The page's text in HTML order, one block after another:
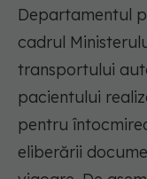
Departamentul
cadrul
transportului
pacientului
pentru
eliberării